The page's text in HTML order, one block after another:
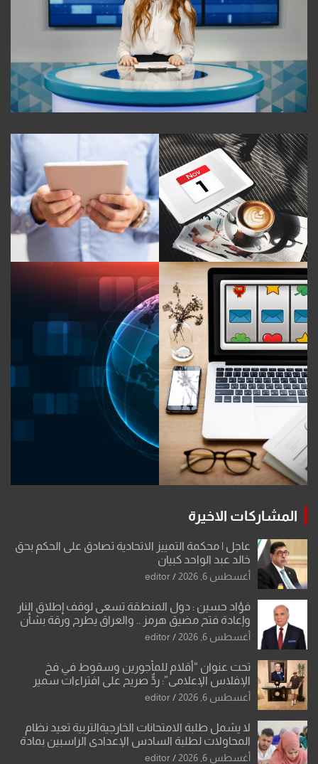
المشاركات الاخيرة
عاجل | محكمة التمييز الاتحادية تصادق على الحكم بحق
خالد عبد الواحد كبيان
أغسطس 6, 2026 editor
فؤاد حسين : دول المنطقة تسعى لوقف إطلاق النار
وإعادة فتح مضيق هرمز .. والعراق يطرح ورقة بشأن
تحولات القدس
أغسطس 6, 2026 editor
تحت عنوان “أقلام للمأجورين وسقوط في فخ
الإفلاس الإعلامي”: ردٌّ صريح على افتراءات سمير
الشكرجي
أغسطس 6, 2026 editor
لا يشمل طلبة الامتحانات الخارجيةالتربية تعيد نظام
المحاولات لطلبة السادس الإعدادي الراسبين بمادة
أو مادتين
أغسطس 6, 2026 editor